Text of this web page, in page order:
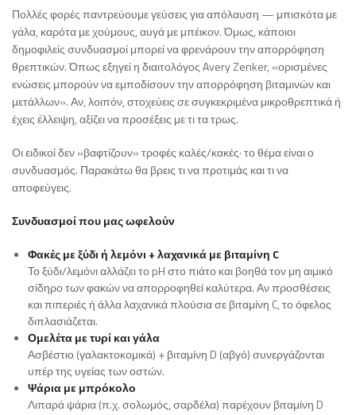
Πολλές φορές παντρεύουμε γεύσεις για απόλαυση — μπισκότα με
γάλα, καρότα με χούμους, αυγά με μπέικον. Όμως, κάποιοι
δημοφιλείς συνδυασμοί μπορεί να φρενάρουν την απορρόφηση
θρεπτικών. Όπως εξηγεί η διαιτολόγος Avery Zenker, «ορισμένες
ενώσεις μπορούν να εμποδίσουν την απορρόφηση βιταμινών και
μετάλλων». Αν, λοιπόν, στοχεύεις σε συγκεκριμένα μικροθρεπτικά ή
έχεις έλλειψη, αξίζει να προσέξεις με τι τα τρως.
Οι ειδικοί δεν «βαφτίζουν» τροφές καλές/κακές· το θέμα είναι ο
συνδυασμός. Παρακάτω θα βρεις τι να προτιμάς και τι να
αποφεύγεις.
Συνδυασμοί που μας ωφελούν
Φακές με ξύδι ή λεμόνι + λαχανικά με βιταμίνη C
Το ξύδι/λεμόνι αλλάζει το pH στο πιάτο και βοηθά τον μη αιμικό
σίδηρο των φακών να απορροφηθεί καλύτερα. Αν προσθέσεις
και πιπεριές ή άλλα λαχανικά πλούσια σε βιταμίνη C, το όφελος
διπλασιάζεται.
Ομελέτα με τυρί και γάλα
Ασβέστιο (γαλακτοκομικά) + βιταμίνη D (αβγό) συνεργάζονται
υπέρ της υγείας των οστών.
Ψάρια με μπρόκολο
Λιπαρά ψάρια (π.χ. σολωμός, σαρδέλα) παρέχουν βιταμίνη D